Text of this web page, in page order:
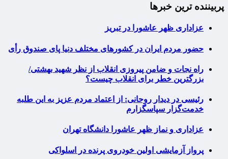
پربیننده ترین خبرها
عزاداری ظهر عاشورا در تبریز
حضور مردم ایران در کشورهای مختلف دنیا پای صندوق رأی
راه نجات و ضامن پیروزی انقلاب از نظر شهید بهشتی/
بزرگترین خطر برای انقلاب چیست؟
رئیسی در دیدار روحانی: از اعتماد مردم عزیز به این طلبه
خدمت‌گزار سپاسگزارم
عزاداری و نماز ظهر عاشورا دانشگاه تهران
پرواز آزمایشی اولین خودروی پرنده در اسلواکی